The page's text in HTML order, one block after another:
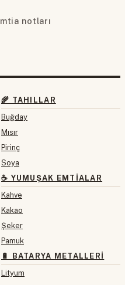
notları
🌾 TAHILLAR
Buğday
Mısır
Pirinç
Soya
☕ YUMUŞAK EMTIALAR
Kahve
Kakao
Şeker
Pamuk
🔋 BATARYA METALLERI
Lityum